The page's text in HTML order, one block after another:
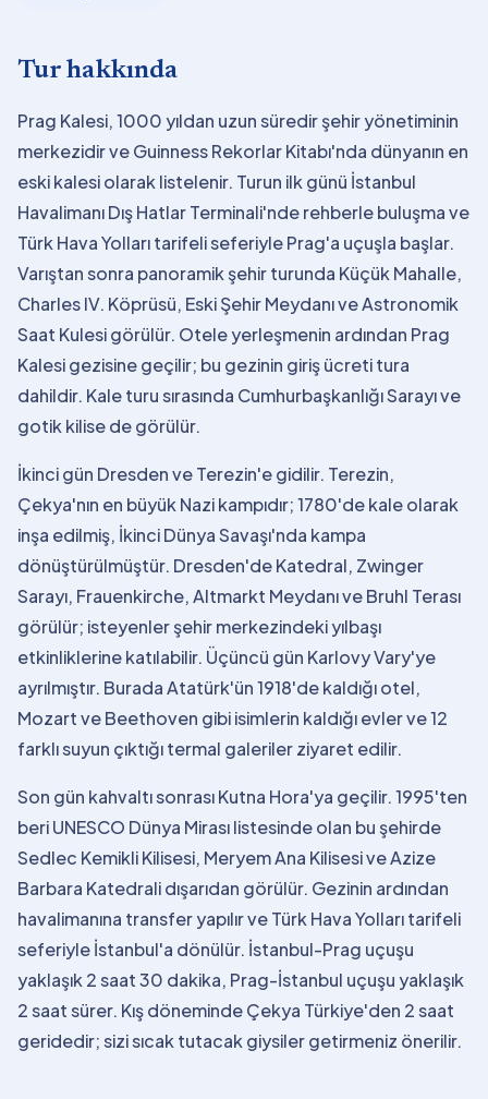
Tur hakkında
Prag Kalesi, 1000 yıldan uzun süredir şehir yönetiminin
merkezidir ve Guinness Rekorlar Kitabı'nda dünyanın en
eski kalesi olarak listelenir. Turun ilk günü İstanbul
Havalimanı Dış Hatlar Terminali'nde rehberle buluşma ve
Türk Hava Yolları tarifeli seferiyle Prag'a uçuşla başlar.
Varıştan sonra panoramik şehir turunda Küçük Mahalle,
Charles IV. Köprüsü, Eski Şehir Meydanı ve Astronomik
Saat Kulesi görülür. Otele yerleşmenin ardından Prag
Kalesi gezisine geçilir; bu gezinin giriş ücreti tura
dahildir. Kale turu sırasında Cumhurbaşkanlığı Sarayı ve
gotik kilise de görülür.
İkinci gün Dresden ve Terezin'e gidilir. Terezin,
Çekya'nın en büyük Nazi kampıdır; 1780'de kale olarak
inşa edilmiş, İkinci Dünya Savaşı'nda kampa
dönüştürülmüştür. Dresden'de Katedral, Zwinger
Sarayı, Frauenkirche, Altmarkt Meydanı ve Bruhl Terası
görülür; isteyenler şehir merkezindeki yılbaşı
etkinliklerine katılabilir. Üçüncü gün Karlovy Vary'ye
ayrılmıştır. Burada Atatürk'ün 1918'de kaldığı otel,
Mozart ve Beethoven gibi isimlerin kaldığı evler ve 12
farklı suyun çıktığı termal galeriler ziyaret edilir.
Son gün kahvaltı sonrası Kutna Hora'ya geçilir. 1995'ten
beri UNESCO Dünya Mirası listesinde olan bu şehirde
Sedlec Kemikli Kilisesi, Meryem Ana Kilisesi ve Azize
Barbara Katedrali dışarıdan görülür. Gezinin ardından
havalimanına transfer yapılır ve Türk Hava Yolları tarifeli
seferiyle İstanbul'a dönülür. İstanbul-Prag uçuşu
yaklaşık 2 saat 30 dakika, Prag-İstanbul uçuşu yaklaşık
2 saat sürer. Kış döneminde Çekya Türkiye'den 2 saat
geridedir; sizi sıcak tutacak giysiler getirmeniz önerilir.